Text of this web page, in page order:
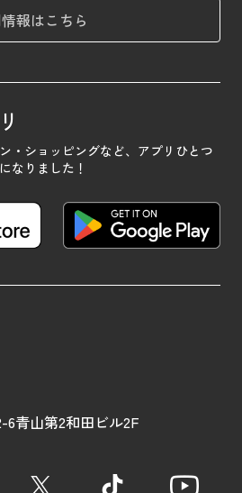
報はこちら
・ショッピングなど、 アプリひとつ
なりました！
6青山第2和田ビル2F